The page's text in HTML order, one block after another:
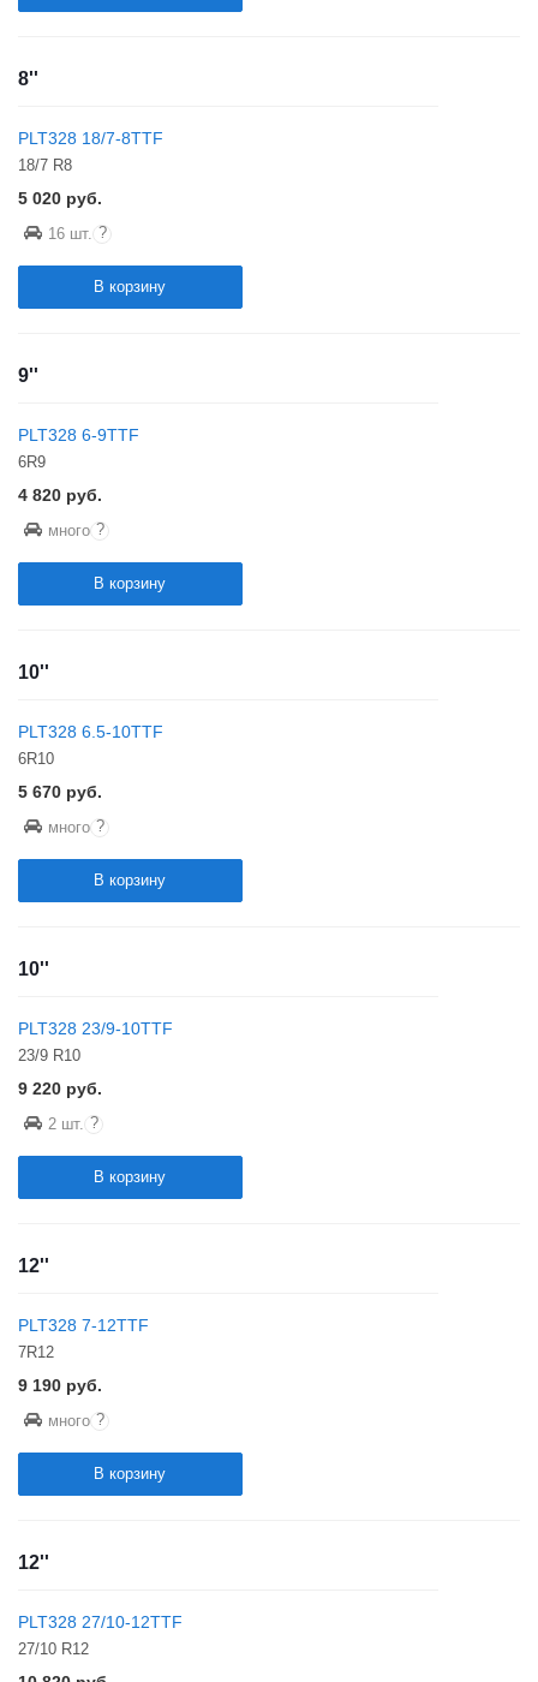
8''
PLT328 18/7-8TTF
18/7 R8
5 020 руб.
16 шт. ?
В корзину
9''
PLT328 6-9TTF
6R9
4 820 руб.
много ?
В корзину
10''
PLT328 6.5-10TTF
6R10
5 670 руб.
много ?
В корзину
10''
PLT328 23/9-10TTF
23/9 R10
9 220 руб.
2 шт. ?
В корзину
12''
PLT328 7-12TTF
7R12
9 190 руб.
много ?
В корзину
12''
PLT328 27/10-12TTF
27/10 R12